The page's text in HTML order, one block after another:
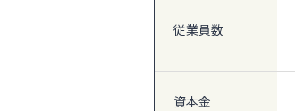
従業員数
資本金